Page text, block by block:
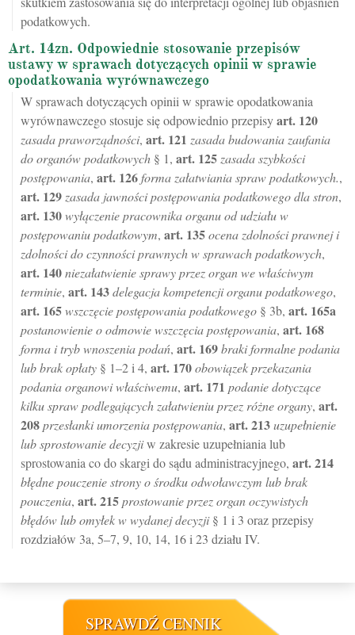
podatkowych.
Art. 14zn. Odpowiednie stosowanie przepisów
ustawy w sprawach dotyczących opinii w sprawie
opodatkowania wyrównawczego
W sprawach dotyczących opinii w sprawie opodatkowania
wyrównawczego stosuje się odpowiednio przepisyart. 120
zasada praworządności, art. 121 zasada budowania zaufania
do organów podatkowych § 1, art. 125 zasada szybkości
postępowania, art. 126forma załatwiania spraw podatkowych.,
art. 129 zasada jawności postępowania podatkowego dla stron,
art. 130wyłączenie pracownika organu od udziału w
postępowaniu podatkowym, art. 135ocena zdolności prawnej i
zdolności do czynności prawnych w sprawach podatkowych,
art. 140niezałatwienie sprawy przez organ we właściwym
terminie, art. 143delegacja kompetencji organu podatkowego,
art. 165wszczęcie postępowania podatkowego § 3b, art. 165a
postanowienie o odmowie wszczęcia postępowania, art. 168
forma i tryb wnoszenia podań, art. 169braki formalne podania
lub brak opłaty § 1–2 i 4, art. 170obowiązek przekazania
podania organowi właściwemu, art. 171 podanie dotyczące
kilku spraw podlegających załatwieniu przez różne organy, art.
208przesłanki umorzenia postępowania, art.213uzupełnienie
lub sprostowanie decyzjiw zakresie uzupełniania lub
sprostowania co do skargi do sądu administracyjnego, art.214
błędne pouczenie strony o środku odwoławczym lub brak
pouczenia, art.215prostowanie przez organ oczywistych
błędów lub omyłek w wydanej decyzji§ 1 i 3 oraz przepisy
rozdziałów 3a, 5–7, 9, 10, 14, 16 i 23 działu IV.
SPRAWDŹ CENNIK